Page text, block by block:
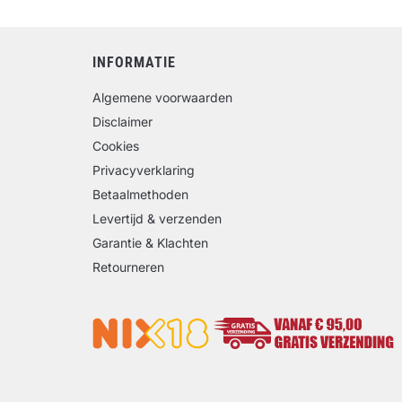
INFORMATIE
Algemene voorwaarden
Disclaimer
Cookies
Privacyverklaring
Betaalmethoden
Levertijd & verzenden
Garantie & Klachten
Retourneren